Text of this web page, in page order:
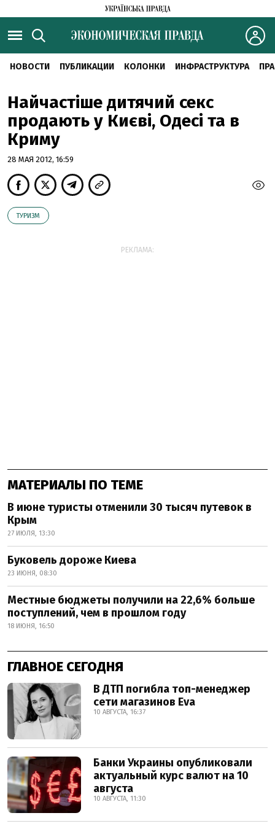
НОВОСТИ ПУБЛИКАЦИИ КОЛОНКИ ИНФРАСТРУКТУРА
Найчастіше дитячий секс
продають у Києві, Одесі та в
Криму
28 МАЯ 2012, 16:59
ТУРИЗМ
РЕКЛАМА:
МАТЕРИАЛЫ ПО ТЕМЕ
В июне туристы отменили 30 тысяч путевок в
Крым
27 ИЮЛЯ, 13:30
Буковель дороже Киева
23 ИЮНЯ, 08:30
Местные бюджеты получили на 22,6% больше
поступлений, чем в прошлом году
18 ИЮНЯ, 16:50
ГЛАВНОЕ СЕГОДНЯ
В ДТП погибла топ-менеджер
сети магазинов Eva
10 АВГУСТА, 16:37
Банки Украины опубликовали
актуальный курс валют на 10
августа
10 АВГУСТА, 11:30